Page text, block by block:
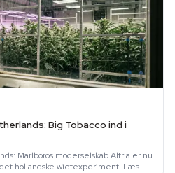
Big Tobacco ind i
Marlboros moderselskab Altria er nu
hollandske wietexperiment. Læs